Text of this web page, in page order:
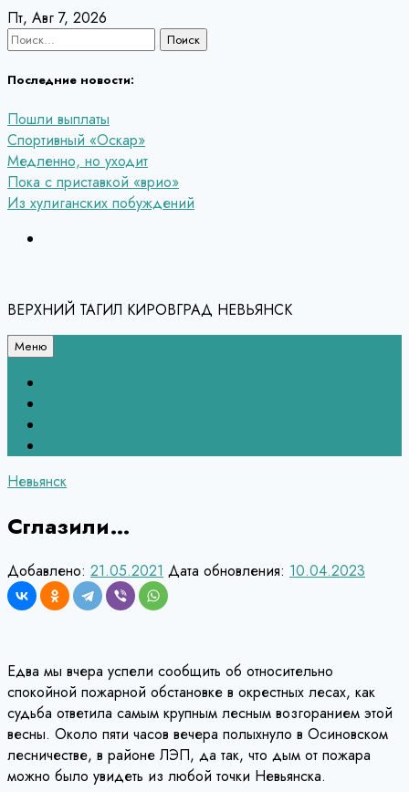
Перейти
к
Пт, Авг 7, 2026
Найти:
Последние новости:
Пошли выплаты
Спортивный «Оскар»
Медленно, но уходит
Пока с приставкой «врио»
Из хулиганских побуждений
ВЕРХНИЙ ТАГИЛ КИРОВГРАД НЕВЬЯНСК
Меню
Невьянск
Сглазили…
Добавлено: 21.05.2021 Дата обновления: 10.04.2023
Едва мы вчера успели сообщить об относительно
спокойной пожарной обстановке в окрестных лесах, как
судьба ответила самым крупным лесным возгоранием этой
весны. Около пяти часов вечера полыхнуло в Осиновском
лесничестве, в районе ЛЭП, да так, что дым от пожара
можно было увидеть из любой точки Невьянска.